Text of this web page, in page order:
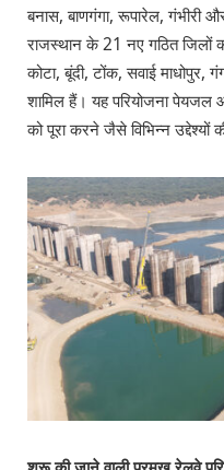
बनास, बाणगंगा, रूपारेल, गंभीरी
राजस्थान के 21 नए गठित जिलों
कोटा, बूंदी, टोंक, सवाई माधोपुर,
शामिल हैं। यह परियोजना पेयजल
को पूरा करने जैसे विभिन्न उद्देश्यों